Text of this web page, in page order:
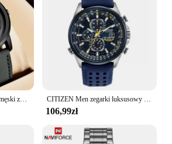
106,99zł